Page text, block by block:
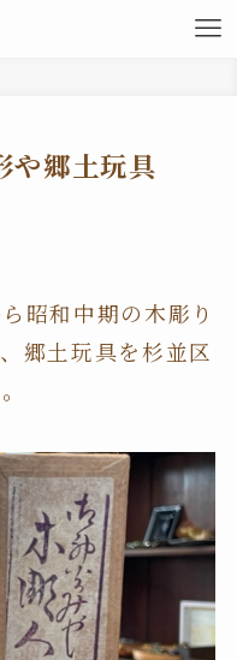
や郷土玩具
昭和中期の木彫り
郷土玩具を杉並区